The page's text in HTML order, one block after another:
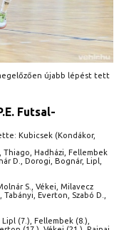
újabb lépést tett
Futsal-
Kubicsek (Kondákor,
Thiago, Hadházi, Fellembek
D., Dorogi, Bognár, Lipl,
S., Vékei, Milavecz
Everton, Szabó D.,
(7.), Fellembek (8.),